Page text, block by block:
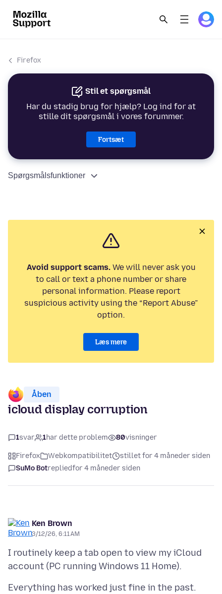
Firefox
Stil et spørgsmål
Har du stadig brug for hjælp? Log ind for at
stille dit spørgsmål i vores forummer.
Fortsæt
Spørgsmålsfunktioner
Avoid support scams.We will never ask you
to call or text a phone number or share
personal information. Please report
suspicious activity using the “Report Abuse”
option.
Læs mere
Åben
icloud display corruption
1svar 1har dette problem 80visninger
Firefox Webkompatibilitet
stillet for 4 måneder siden
SuMo Botrepliedfor 4 måneder siden
Ken Brown
3/12/26, 6:11 AM
I routinely keep a tab open to view my iCloud
Everything has worked just fine in the past.